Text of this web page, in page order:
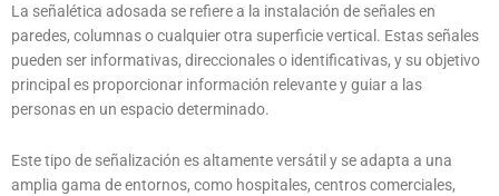
La señalética adosada se refiere a la instalación de señales en
paredes, columnas o cualquier otra superficie vertical. Estas señales
pueden ser informativas, direccionales o identificativas, y su objetivo
principal es proporcionar información relevante y guiar a las
personas en un espacio determinado.
Este tipo de señalización es altamente versátil y se adapta a una
amplia gama de entornos, como hospitales, centros comerciales,